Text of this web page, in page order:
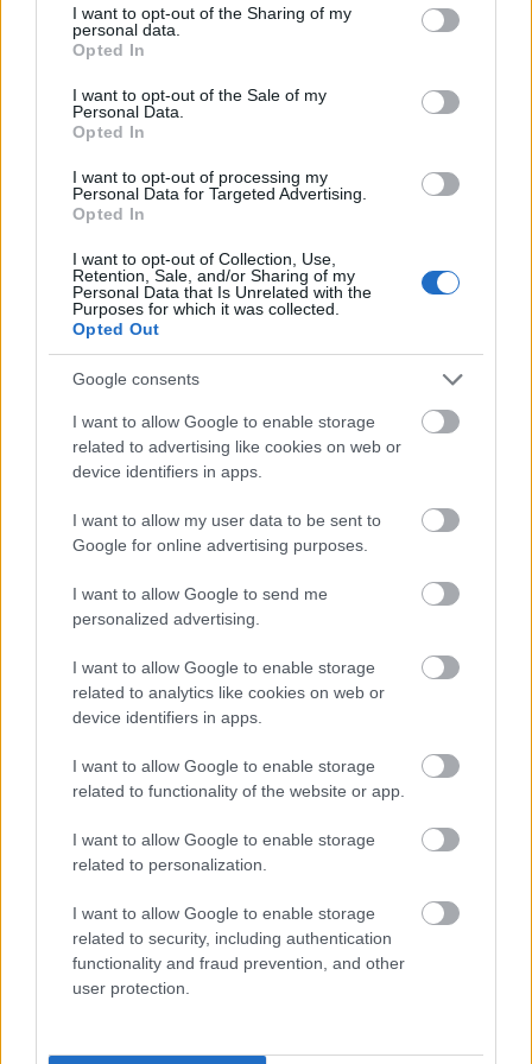
not limited to your visit or usage behaviour. You may click to
grant or deny consent to Google and its third-party tags to
use your data for below specified purposes in below Google
consent section.
I want to opt-out of the Sharing of my
personal data.
Opted In
I want to opt-out of the Sale of my
Personal Data.
Opted In
I want to opt-out of processing my
Personal Data for Targeted Advertising.
Opted In
I want to opt-out of Collection, Use,
Retention, Sale, and/or Sharing of my
Personal Data that Is Unrelated with the
Purposes for which it was collected.
Opted Out
Google consents
I want to allow Google to enable storage
related to advertising like cookies on web or
device identifiers in apps.
I want to allow my user data to be sent to
Google for online advertising purposes.
I want to allow Google to send me
personalized advertising.
I want to allow Google to enable storage
related to analytics like cookies on web or
device identifiers in apps.
I want to allow Google to enable storage
related to functionality of the website or app.
I want to allow Google to enable storage
related to personalization.
I want to allow Google to enable storage
related to security, including authentication
functionality and fraud prevention, and other
user protection.
Hősünk alakulata 1918. november 9‒11-én tovább
folytatja az olasz ...
Ezt írtuk 2024-ben
PintérTamás•2025. január 04.
összegyűjtöttem, hogy miről is írtunk 2024-ben, s
melyek voltak a legolvasottabb írásaink. Tavaly ...
„Elvész az ország...”